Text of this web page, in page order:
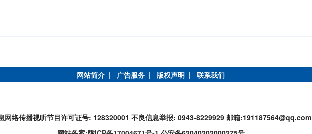
网站简介 | 广告服务 | 版权声明 | 联系我们
网络传播视听节目许可证号: 128320001 不良信息举报: 0943-8229929 邮箱:191187564@qq.com